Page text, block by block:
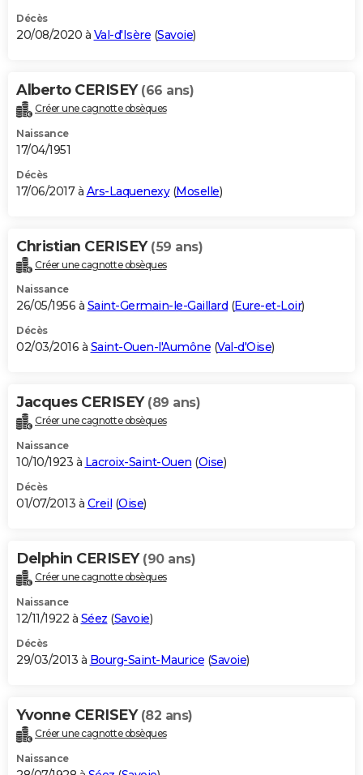
Décès
20/08/2020 à Val-d'Isère (Savoie)
Alberto CERISEY (66 ans)
Créer une cagnotte obsèques
Naissance
17/04/1951
Décès
17/06/2017 à Ars-Laquenexy(Moselle)
Christian CERISEY (59 ans)
Créer une cagnotte obsèques
Naissance
26/05/1956 à Saint-Germain-le-Gaillard (Eure-et-Loir)
Décès
02/03/2016 à Saint-Ouen-l'Aumône (Val-d'Oise)
Jacques CERISEY (89 ans)
Créer une cagnotte obsèques
Naissance
10/10/1923 à Lacroix-Saint-Ouen (Oise)
Décès
01/07/2013 à Creil (Oise)
Delphin CERISEY (90 ans)
Créer une cagnotte obsèques
Naissance
12/11/1922 à Séez (Savoie)
Décès
29/03/2013 à Bourg-Saint-Maurice (Savoie)
Yvonne CERISEY (82 ans)
Créer une cagnotte obsèques
Naissance